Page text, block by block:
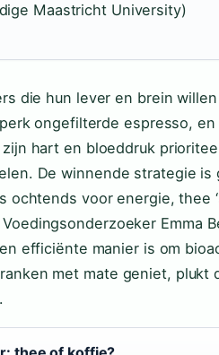
Maastricht University)
die hun lever en brein
ongefilterde espresso,
zijn hart en bloeddruk
De winnende strategie is
ochtends voor energie, thee
Emma
efficiënte manier is om
met mate geniet,